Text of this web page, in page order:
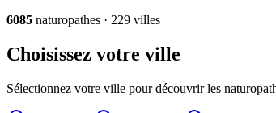
6085 naturopathes · 229 villes
Choisissez votre ville
Sélectionnez votre ville pour découvrir les